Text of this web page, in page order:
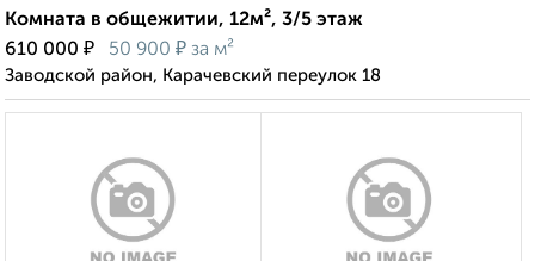
Комната в общежитии, 12м², 3/5 этаж
610 000 ₽ 50 900 ₽ за м²
Заводской район, Карачевский переулок 18